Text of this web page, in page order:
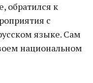
обратился к
с
языке. Сам
национальном